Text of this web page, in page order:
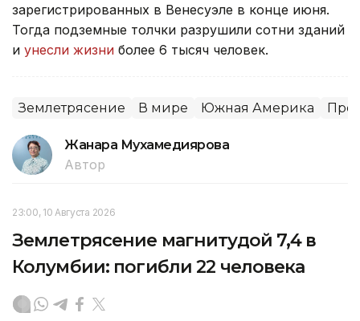
зарегистрированных в Венесуэле в конце июня.
Тогда подземные толчки разрушили сотни зданий
и унесли жизни более 6 тысяч человек.
Землетрясение В мире Южная Америка
Жанара Мухамедиярова
Автор
23:00, 10 Августа 2026
Землетрясение магнитудой 7,4 в
Колумбии: погибли 22 человека